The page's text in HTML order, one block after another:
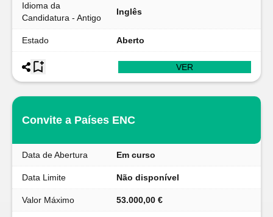
Idioma da
Candidatura - Antigo
Inglês
Estado Aberto
VER
Convite a Países ENC
Data de Abertura Em curso
Data Limite Não disponível
Valor Máximo 53.000,00 €